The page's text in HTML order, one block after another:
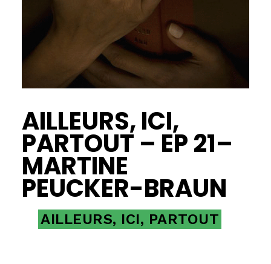
AILLEURS, ICI,
PARTOUT – EP 21–
MARTINE
PEUCKER-BRAUN
AILLEURS, ICI, PARTOUT